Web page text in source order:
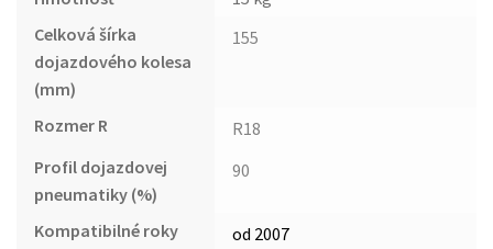
Celková šírka
dojazdového kolesa
(mm)
155
Rozmer R
R18
Profil dojazdovej
pneumatiky (%)
90
Kompatibilné roky
od 2007